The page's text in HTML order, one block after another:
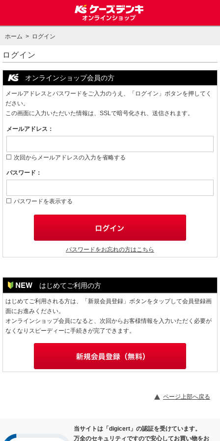
ホーム > ログイン
ログイン
オンラインショップ会員の方
メールアドレスとパスワードをご入力のうえ、「ログイン」ボタンを押してく
ださい。
この画面に入力いただいた情報は、SSLで暗号化され、送信されます。
メールアドレス：
次回からメールアドレスの入力を省略する
パスワード：
パスワードを表示する
パスワードをお忘れの方はこちら
はじめてご利用の方
はじめてご利用される方は、「新規会員登録」ボタンをタップして会員登録画
面にお進みください。
オンラインショップ会員になると、次回からお客様情報を入力いただく必要が
なくなりスピーディーに手続きが完了できます。
ページ上部へ戻る
当サイトは「digicert」の認証を受けています。
万全のセキュリティですので安心してお買い物をお